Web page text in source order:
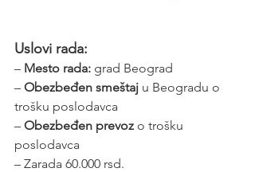
Uslovi rada:
– Mesto rada: grad Beograd
– Obezbeđen smeštaj u Beogradu o
trošku poslodavca
– Obezbeđen prevoz o trošku
poslodavca
– Zarada 60.000 rsd.